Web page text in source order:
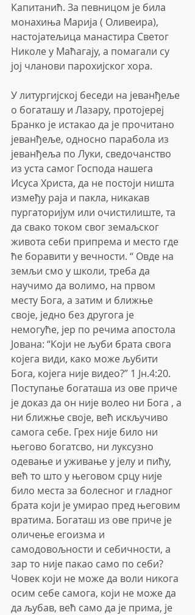
Капитанић. За певницом је била
монахиња Марија ( Оливеира),
настојатељица манастира Светог
Николе у Маћагају, а помагали су
јој чланови парохијског хора.
У литургијској беседи на јеванђеље
о богаташу и Лазару, протојереј
Бранко је истакао да је прочитано
јеванђеље, односно парабола из
јеванђеља по Луки, сведочанство
из уста самог Господа нашега
Исуса Христа, да не постоји ништа
између раја и пакла, никакав
пургаторијум или очистилиште, та
да свако током свог земаљског
живота себи припрема и место где
ће боравити у вечности. “ Овде на
земљи смо у школи, треба да
научимо да волимо, на првом
месту Бога, а затим и ближње
своје, једно без другога је
немогуће, јер по речима апостола
Јована: “Који не љуби брата свога
којега види, како може љубити
Бога, којега није видео?” 1 Јн.4:20.
Поступање богаташа из ове приче
је доказ да он није волео ни Бога , а
ни ближње своје, већ искључиво
самога себе. Грех није било ни
његово богатсво, ни луксузно
одевање и уживање у јелу и пићу,
већ то што у његовом срцу није
било места за болесног и гладног
брата који је умирао пред његовим
вратима. Богаташ из ове приче је
оличење егоизма и
самодовољности и себичности, а
зар то није пакао само по себи?
Човек који не може да воли никога
осим себе самога, који не може да
да љубав, већ само да је прима, је